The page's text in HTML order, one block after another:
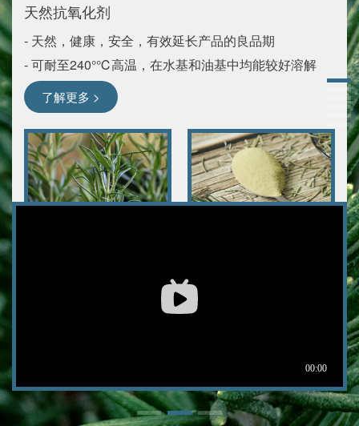
天然抗氧化剂
- 天然，健康，安全，有效延长产品的良品期
- 可耐至240°℃高温，在水基和油基中均能较好溶解
了解更多 >